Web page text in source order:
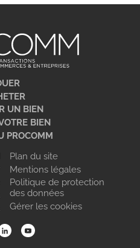
UN BIEN
BIEN
PROCOMM
Plan du site
Mentions légales
Politique de protection
des données
Gérer les cookies